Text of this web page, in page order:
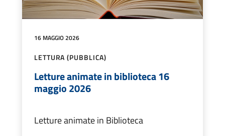
16 MAGGIO 2026
LETTURA (PUBBLICA)
Letture animate in biblioteca 16
maggio 2026
Letture animate in Biblioteca